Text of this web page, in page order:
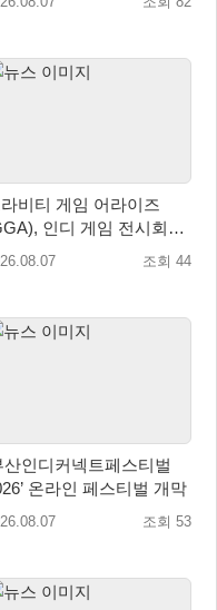
비티 게임 어라이즈
인디 게임 전시회
쿄 게임 던전 13’ 참가!
조회 44
산인디커넥트페스티벌
온라인 페스티벌 개막
조회 53